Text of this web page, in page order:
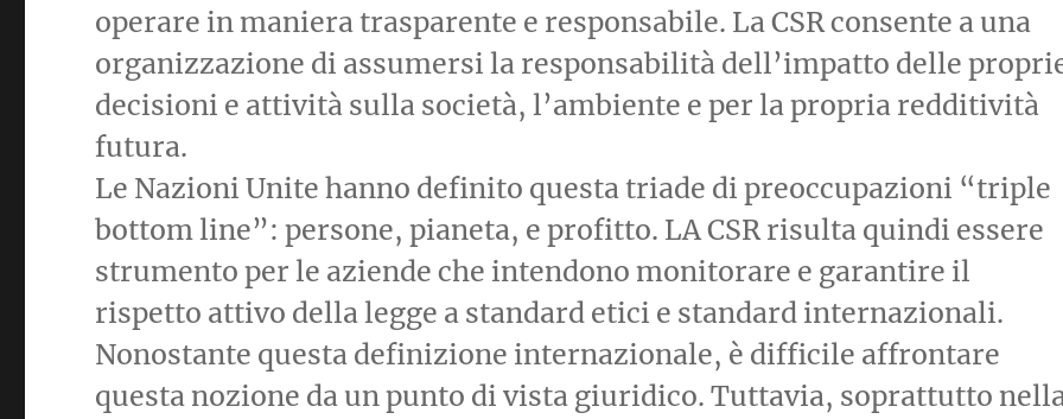
operare in maniera trasparente e responsabile. La CSR consente a una
organizzazione di assumersi la responsabilità dell’impatto delle
decisioni e attività sulla società, l’ambiente e per la propria redditività
futura.
Le Nazioni Unite hanno definito questa triade di preoccupazioni “triple
bottom line”: persone, pianeta, e profitto. LA CSR risulta quindi essere
strumento per le aziende che intendono monitorare e garantire il
rispetto attivo della legge a standard etici e standard internazionali.
Nonostante questa definizione internazionale, è difficile affrontare
questa nozione da un punto di vista giuridico. Tuttavia, soprattutto